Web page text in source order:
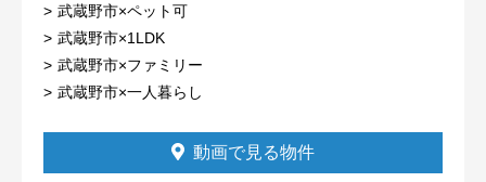
武蔵野市×ペット可
武蔵野市×1LDK
武蔵野市×ファミリー
武蔵野市×一人暮らし
動画で見る物件